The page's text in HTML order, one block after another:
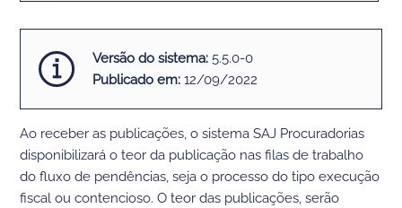
Versão do sistema:5.5.0-0
Publicado em: 12/09/2022
Ao receber as publicações, o sistema SAJ Procuradorias
disponibilizará o teor da publicação nas filas de trabalho
do fluxo de pendências, seja o processo do tipo execução
fiscal ou contencioso. O teor das publicações, serão